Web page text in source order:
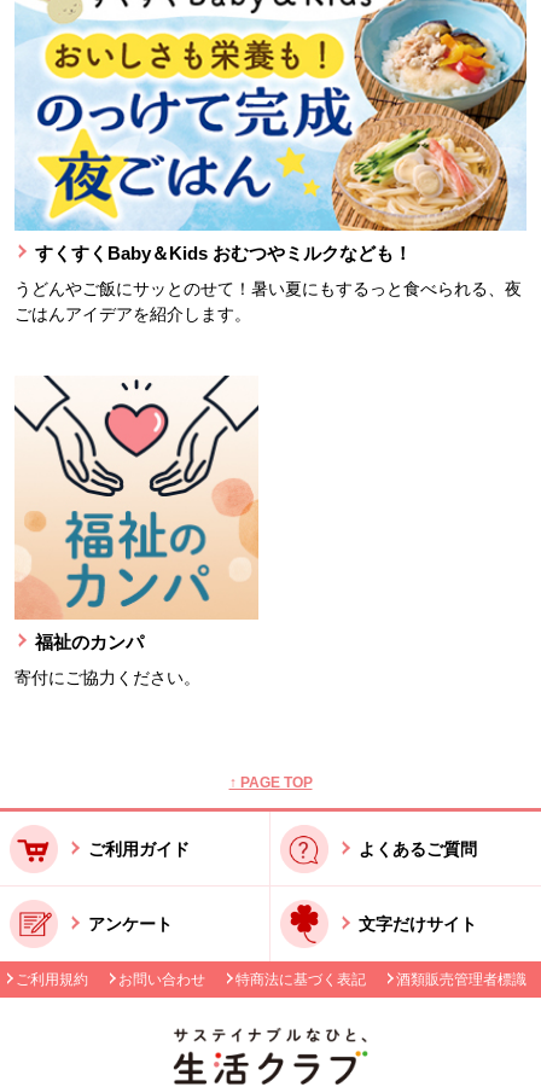
すくすくBaby＆Kids おむつやミルクなども！
うどんやご飯にサッとのせて！暑い夏にもするっと食べられる、夜
ごはんアイデアを紹介します。
福祉のカンパ
寄付にご協力ください。
↑ PAGE TOP
ご利用ガイド よくあるご質問
アンケート 文字だけサイト
ご利用規約 お問い合わせ 特商法に基づく表記 酒類販売管理者標識